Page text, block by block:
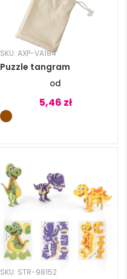
SKU: AXP-VA184
Puzzle tangram
5,46 zł
SKU: STR-98152